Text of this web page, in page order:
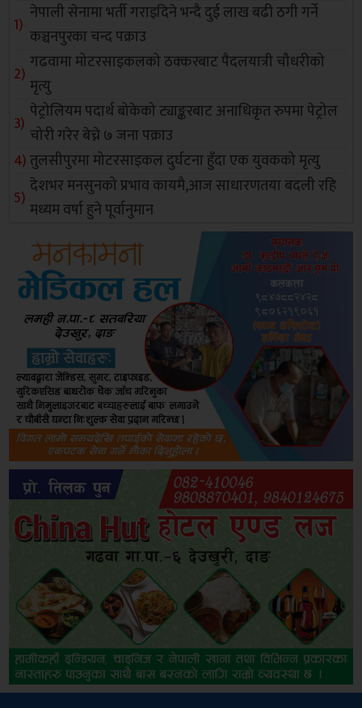
नेपाली सेनामा भर्ती गराइदिने भन्दै दुई लाख बढी ठगी गर्ने
कञ्चनपुरका चन्द पक्राउ
गढवामा मोटरसाइकलको ठक्करबाट पैदलयात्री चौधरीको
मृत्यु
पेट्रोलियम पदार्थ बोकेको ट्याङ्करबाट अनाधिकृत रुपमा पेट्रोल
चोरी गरेर बेच्ने ७ जना पक्राउ
तुलसीपुरमा मोटरसाइकल दुर्घटना हुँदा एक युवकको मृत्यु
देशभर मनसुनको प्रभाव कायमै,आज साधारणतया बदली रहि
मध्यम वर्षा हुने पूर्वानुमान